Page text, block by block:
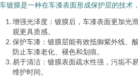
镀膜是一种在车漆表面形成保护层的技术
增强光泽度：镀膜后，车漆表面更加光
观更具质感。
保护车漆：镀膜层能有效抵御紫外线、
防止车漆老化、褪色和划痕。
易于清洁：镀膜表面疏水性强，污垢不
维护时间。